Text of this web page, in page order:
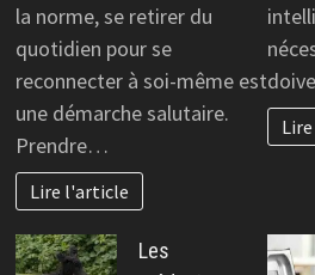
la norme, se retirer du
quotidien pour se
reconnecter à soi-même est
une démarche salutaire.
Prendre…
Lire l'article
Les